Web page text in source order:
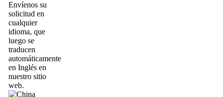
Envíenos su
solicitud en
cualquier
idioma, que
luego se
traducen
automáticamente
en Inglés en
nuestro sitio
web.